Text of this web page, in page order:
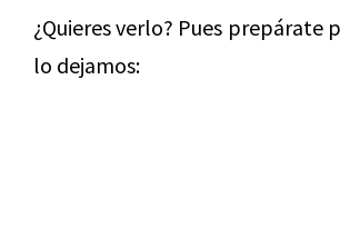
¿Quieres verlo? Pues prepárate
lo dejamos: